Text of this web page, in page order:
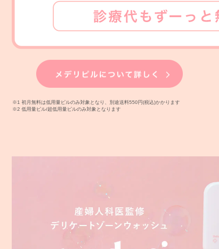
※1 初月無料は低用量ピルのみ対象となり、別途送料550円(税込)かかります
※2 低用量ピル/超低用量ピルのみ対象となります